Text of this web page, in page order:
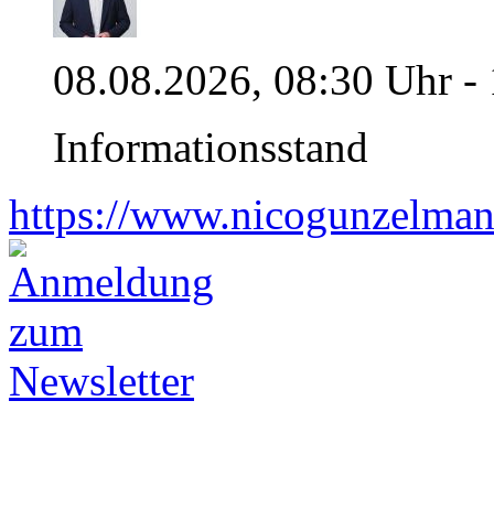
08.08.2026, 08:30 Uhr -
Informationsstand
https://